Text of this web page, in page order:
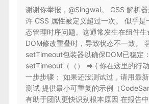
谢谢你举报，@Singwai。 CSS 解析
许 CSS 属性被定义超过一次。 似乎是
态管理时序问题。这通常发生在组件
DOM修改重叠时，导致状态不一致。
setTimeout包装器以确保DOM已稳定
setTimeout（（） => { 你在这里的行
一步步骤： 如果还没测试过，请用最
测试 提供最小可重复的示例（
有助于团队更快识别根本原因 在报告